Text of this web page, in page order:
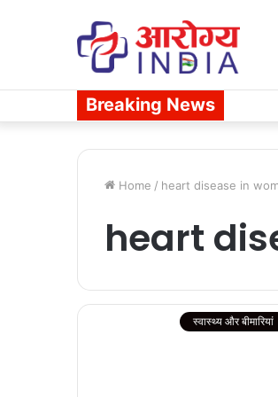
Breaking News
Home / heart disease in
heart
स्वास्थ्य और बीमारियां